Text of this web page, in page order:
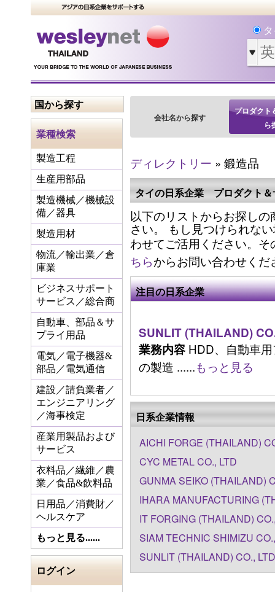
国から探す
業種検索
製造工程
生産用部品
製造機械／機械設
備／器具
製造用材
物流／輸出業／倉
庫業
ビジネスサポート
サービス／総合商
自動車、部品＆サ
プライ用品
電気／電子機器&
部品／電気通信
建設／請負業者／
エンジニアリング
／海事検定
産業用製品および
サービス
衣料品／繊維／農
業／食品&飲料品
日用品／消費財／
ヘルスケア
もっと見る......
ログイン
会社名から探す
プロダクト
ら
ディレクトリー » 鍛造品
タイの日系企業 プロダクト＆
以下のリストからお探し
さい。 もし見つけられな
わせてご活用ください。
ちらからお問い合わせくだ
注目の日系企業
SUNLIT (THAILAND)
業務内容 HDD、自動車
の製造 ......もっと見る
日系企業情報
AICHI FORGE (THAILAND)
CYC METAL CO., LTD
GUNMA SEIKO (THAILAND)
IHARA MANUFACTURING
IT FORGING (THAILAND)
SIAM TECHNIC SHIMIZU
SUNLIT (THAILAND) CO., LTD